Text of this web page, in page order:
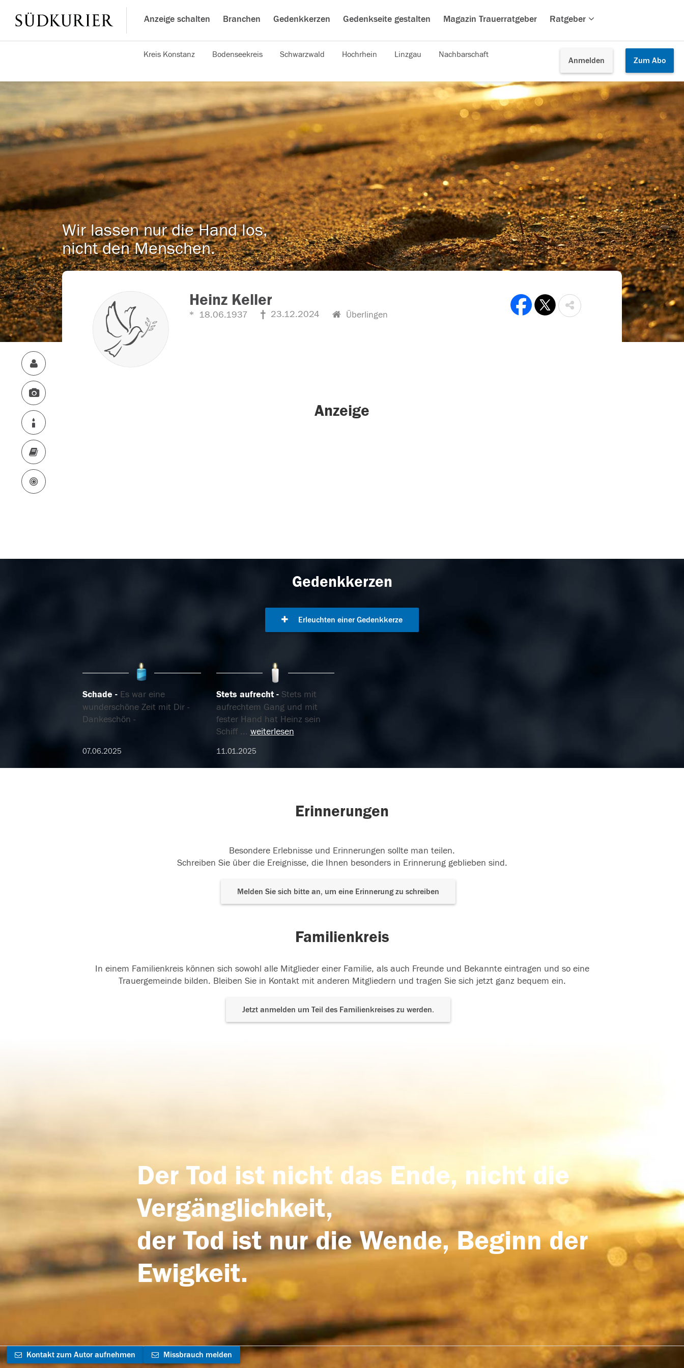
Anzeige schalten Branchen Gedenkkerzen Gedenkseite gestalten Magazin Trauerratgeber Ratgeber
Anmelden Zum Abo
Kreis Konstanz Bodenseekreis Schwarzwald Hochrhein Linzgau Nachbarschaft
Wir lassen nur die Hand los,
nicht den Menschen.
Heinz Keller
18.06.1937 23.12.2024 Überlingen
Anzeige
Gedenkkerzen
Erleuchten einer Gedenkkerze
Schade
Es war eine
wunderschöne Zeit mit Dir -
Dankeschön -
07.06.2025
Stets aufrecht
Stets mit
aufrechtem Gang und mit
fester Hand hat Heinz sein
Schiff ... weiterlesen
11.01.2025
Erinnerungen
Besondere Erlebnisse und Erinnerungen sollte man teilen.
Schreiben Sie über die Ereignisse, die Ihnen besonders in Erinnerung geblieben sind.
Melden Sie sich bitte an, um eine Erinnerung zu schreiben
Familienkreis
In einem Familienkreis können sich sowohl alle Mitglieder einer Familie, als auch Freunde und Bekannte eintragen und so eine
Trauergemeinde bilden. Bleiben Sie in Kontakt mit anderen Mitgliedern und tragen Sie sich jetzt ganz bequem ein.
Jetzt anmelden um Teil des Familienkreises zu werden.
Der Tod ist nicht das Ende, nicht die
Vergänglichkeit,
der Tod ist nur die Wende, Beginn der
Ewigkeit.
Kontakt zum Autor aufnehmen Missbrauch melden